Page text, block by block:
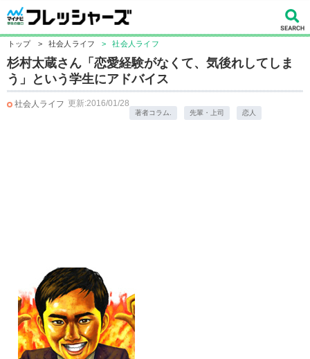
トップ > 社会人ライフ > 社会人ライフ
杉村太蔵さん「恋愛経験がなくて、気後れしてしま
う」という学生にアドバイス
社会人ライフ 更新:2016/01/28
著者コラム. 先輩・上司 恋人